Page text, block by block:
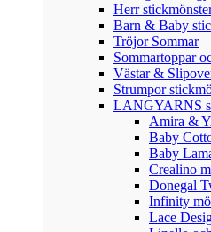
Herr
Barn & Baby
Tröjor Sommar
Sommartoppar
Västar &
Strumpor
LANGYARNS
Amira &
Baby
Baby
Crealino
Donegal
Infinity
Lace